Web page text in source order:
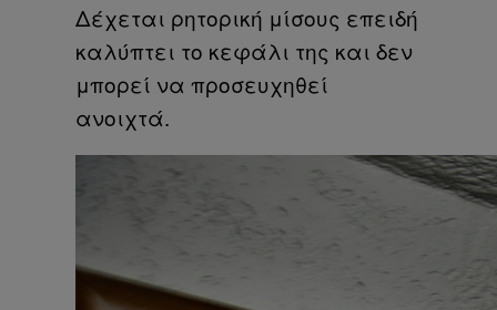
Δέχεται ρητορική μίσους επειδή
καλύπτει το κεφάλι της και δεν
μπορεί να προσευχηθεί
ανοιχτά.